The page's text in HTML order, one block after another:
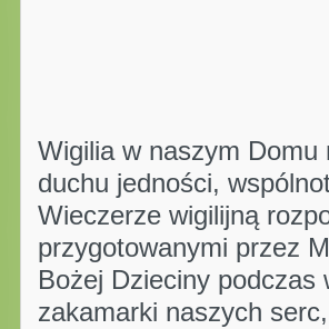
Wigilia w naszym
duchu jedności,
Wieczerze wigilijną
przygotowanymi przez
Bożej Dzieciny podczas
zakamarki naszych